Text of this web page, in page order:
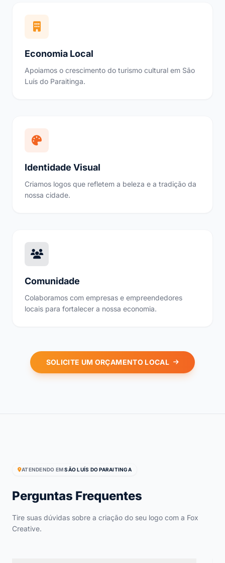
Economia Local
Apoiamos o crescimento do turismo cultural em São
Luís do Paraitinga.
Identidade Visual
Criamos logos que refletem a beleza e a tradição da
nossa cidade.
Comunidade
Colaboramos com empresas e empreendedores
locais para fortalecer a nossa economia.
SOLICITE UM ORÇAMENTO LOCAL
ATENDENDO EMSÃO LUÍS DO PARAITINGA
Perguntas Frequentes
Tire suas dúvidas sobre a criação do seu logo com a Fox
Creative.